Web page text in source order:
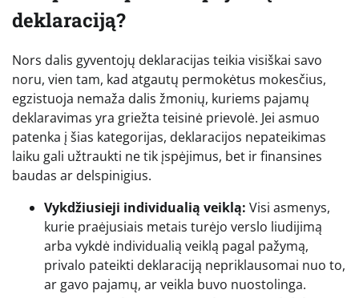
deklaraciją?
Nors dalis gyventojų deklaracijas teikia visiškai savo
noru, vien tam, kad atgautų permokėtus mokesčius,
egzistuoja nemaža dalis žmonių, kuriems pajamų
deklaravimas yra griežta teisinė prievolė. Jei asmuo
patenka į šias kategorijas, deklaracijos nepateikimas
laiku gali užtraukti ne tik įspėjimus, bet ir finansines
baudas ar delspinigius.
Vykdžiusieji individualią veiklą: Visi asmenys,
kurie praėjusiais metais turėjo verslo liudijimą
arba vykdė individualią veiklą pagal pažymą,
privalo pateikti deklaraciją nepriklausomai nuo to,
ar gavo pajamų, ar veikla buvo nuostolinga.